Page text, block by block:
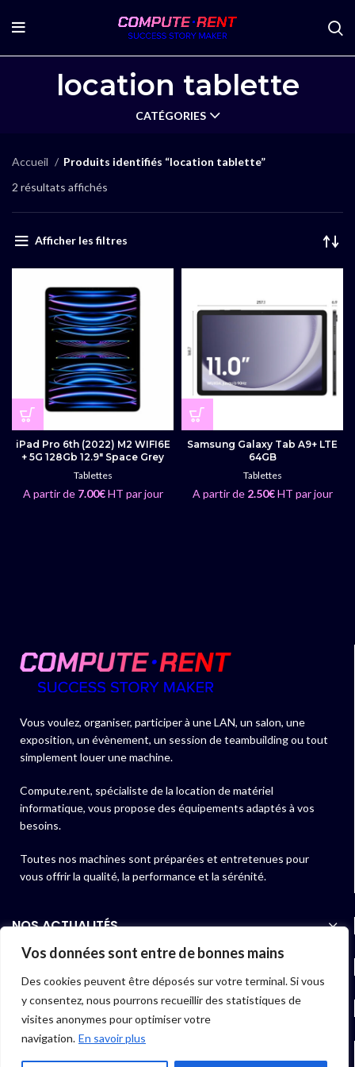
Vos données sont entre de bonnes mains
Des cookies peuvent être déposés sur votre terminal. Si vous
y consentez, nous pourrons recueillir des statistiques de
visites anonymes pour optimiser votre
navigation. En savoir plus
location tablette
CATÉGORIES
Accueil
Produits identifiés “location tablette”
2 résultats affichés
Afficher les filtres
iPad Pro 6th (2022) M2 WIFI6E
+ 5G 128Gb 12.9″ Space Grey
Tablettes
A partir de 7.00€HT par jour
Samsung Galaxy Tab A9+ LTE
64GB
Tablettes
A partir de 2.50€HT par jour
Vous voulez, organiser, participer à une LAN, un salon, une
exposition, un évènement, un session de teambuilding ou tout
simplement louer une machine.
Compute.rent, spécialiste de la location de matériel
informatique, vous propose des équipements adaptés à vos
besoins.
Toutes nos machines sont préparées et entretenues pour
vous offrir la qualité, la performance et la sérénité.
NOS ACTUALITÉS
LIENS UTILES
06 40 97 01 07